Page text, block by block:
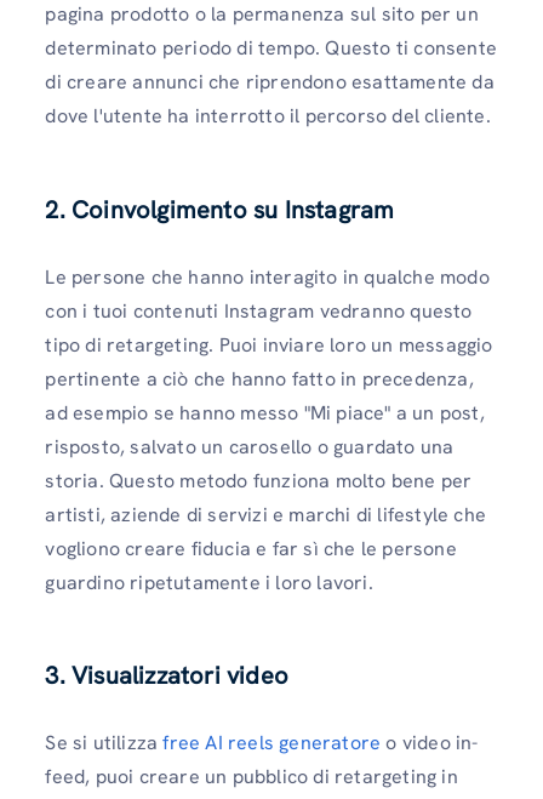
pagina prodotto o la permanenza sul sito per un
determinato periodo di tempo. Questo ti consente
di creare annunci che riprendono esattamente da
dove l'utente ha interrotto il percorso del cliente.
2. Coinvolgimento su Instagram
Le persone che hanno interagito in qualche modo
con i tuoi contenuti Instagram vedranno questo
tipo di retargeting. Puoi inviare loro un messaggio
pertinente a ciò che hanno fatto in precedenza,
ad esempio se hanno messo "Mi piace" a un post,
risposto, salvato un carosello o guardato una
storia. Questo metodo funziona molto bene per
artisti, aziende di servizi e marchi di lifestyle che
vogliono creare fiducia e far sì che le persone
guardino ripetutamente i loro lavori.
3. Visualizzatori video
Se si utilizzafree AI reels generatore o video in-
feed, puoi creare un pubblico di retargeting in